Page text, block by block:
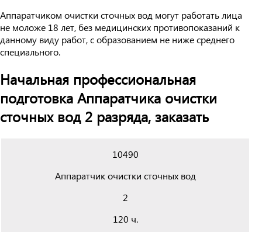
Аппаратчиком очистки сточных вод могут работать лица
не моложе 18 лет, без медицинских противопоказаний к
данному виду работ, с образованием не ниже среднего
специального.
Начальная профессиональная
подготовка Аппаратчика очистки
сточных вод 2 разряда, заказать
10490
Аппаратчик очистки сточных вод
2
120 ч.